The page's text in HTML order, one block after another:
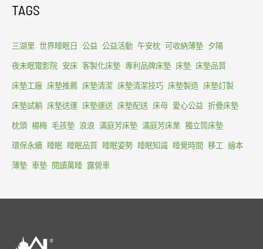
TAGS
三湖里 世界睡眠日 公益 公益活動 午安枕 可收納薄墊 夕陽
夜未眠電影院 安床 客製化床墊 專利品牌床墊 床墊 床墊品質
床墊工廠 床墊推薦 床墊清潔 床墊清潔技巧 床墊製造 床墊訂製
床墊試躺 床墊送運 床墊運送 床墊配送 床母 愛心公益 折疊床墊
枕頭 楊梅 毛孩墊 浪浪 滿庭芳床墊 滿庭芳床業 獨立筒床墊
環保永續 睡眠 睡眠品質 睡眠姿勢 睡眠知識 睡覺時間 移工 繪本
薄墊 車墊 閱讀萬睡 露營車